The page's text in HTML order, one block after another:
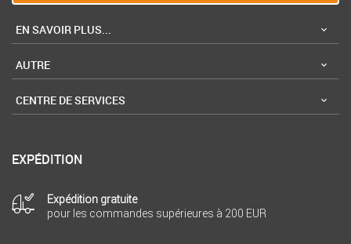
EN SAVOIR PLUS...
AUTRE
CENTRE DE SERVICES
EXPÉDITION
Expédition gratuite
pour les commandes supérieures à 200 EUR